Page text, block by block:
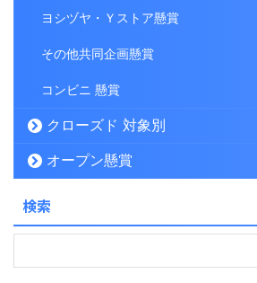
ヨシヅヤ・Ｙストア懸賞
その他共同企画懸賞
コンビニ 懸賞
クローズド 対象別
オープン懸賞
検索